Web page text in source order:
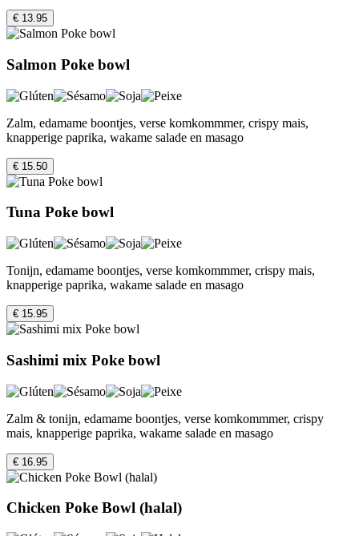
€ 13.95
Salmon Poke bowl
Zalm, edamame boontjes, verse komkommmer, crispy mais,
knapperige paprika, wakame salade en masago
€ 15.50
Tuna Poke bowl
Tonijn, edamame boontjes, verse komkommmer, crispy mais,
knapperige paprika, wakame salade en masago
€ 15.95
Sashimi mix Poke bowl
Zalm & tonijn, edamame boontjes, verse komkommmer, crispy
mais, knapperige paprika, wakame salade en masago
€ 16.95
Chicken Poke Bowl (halal)